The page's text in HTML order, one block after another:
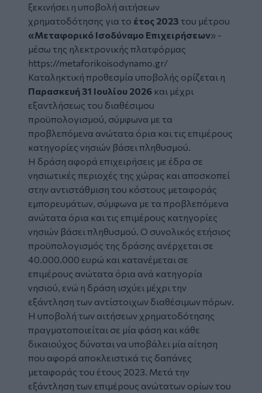
ξεκινήσει η υποβολή αιτήσεων
χρηματοδότησης για το έτος 2023 του μέτρου
«Μεταφορικό Ισοδύναμο Επιχειρήσεων» -
μέσω της ηλεκτρονικής πλατφόρμας
https://metaforikoisodynamo.gr/
Καταληκτική προθεσμία υποβολής ορίζεται η
Παρασκευή 31 Ιουλίου 2026 και μέχρι
εξαντλήσεως του διαθέσιμου
προϋπολογισμού, σύμφωνα με τα
προβλεπόμενα ανώτατα όρια και τις επιμέρους
κατηγορίες νησιών βάσει πληθυσμού.
Η δράση αφορά επιχειρήσεις με έδρα σε
νησιωτικές περιοχές της χώρας και αποσκοπεί
στην αντιστάθμιση του κόστους μεταφοράς
εμπορευμάτων, σύμφωνα με τα προβλεπόμενα
ανώτατα όρια και τις επιμέρους κατηγορίες
νησιών βάσει πληθυσμού. Ο συνολικός ετήσιος
προϋπολογισμός της δράσης ανέρχεται σε
40.000.000 ευρώ και κατανέμεται σε
επιμέρους ανώτατα όρια ανά κατηγορία
νησιού, ενώ η δράση ισχύει μέχρι την
εξάντληση των αντίστοιχων διαθέσιμων πόρων.
Η υποβολή των αιτήσεων χρηματοδότησης
πραγματοποιείται σε μία φάση και κάθε
δικαιούχος δύναται να υποβάλει μία αίτηση
που αφορά αποκλειστικά τις δαπάνες
μεταφοράς του έτους 2023. Μετά την
εξάντληση των επιμέρους ανώτατων ορίων του